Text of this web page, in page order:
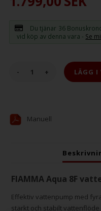
Du tjänar 36
vid köp av denna vara - Se
- +
Manuell
FIAMMA Aqua 8F
Effektiv vattenpump med
starkt och stabilt